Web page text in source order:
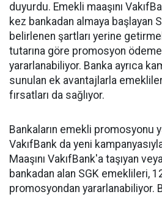
duyurdu. Emekli maaşını
kez bankadan almaya başlayan
belirlenen şartları yerine
tutarına göre promosyon
yararlanabiliyor. Banka ayrıca
sunulan ek avantajlarla
fırsatları da sağlıyor.
Bankaların emekli promosyonu
VakıfBank da yeni
Maaşını VakıfBank'a taşıyan
bankadan alan SGK emeklileri,
promosyondan yararlanabiliyor.